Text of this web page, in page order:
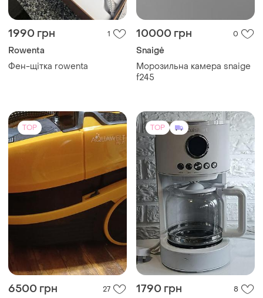
1990 грн 1
Rowenta
Фен-щітка rowenta
10000 грн 0
Snaigė
Морозильна камера snaige
f245
TOP
6500 грн 27
TOP
1790 грн 8